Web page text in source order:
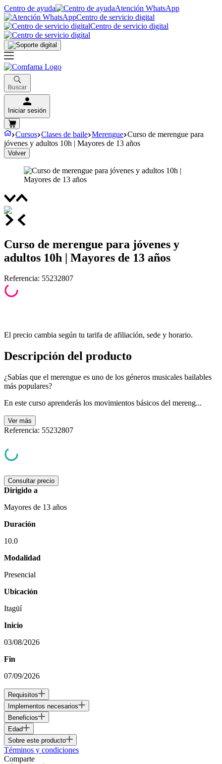
Centro de ayuda
Atención WhatsApp
Centro de servicio digital
Centro de servicio digital
Buscar
Iniciar sesión
Cursos Clases de baile Merengue Curso de merengue para
jóvenes y adultos 10h | Mayores de 13 años
Volver
Curso de merengue para jóvenes y
adultos 10h | Mayores de 13 años
Referencia: 55232807
El precio cambia según tu tarifa de afiliación, sede y horario.
Descripción del producto
¿Sabías que el merengue es uno de los géneros musicales bailables
más populares?
En este curso aprenderás los movimientos básicos del mereng...
Ver más
Referencia: 55232807
Consultar precio
Dirigido a
Mayores de 13 años
Duración
10.0
Modalidad
Presencial
Ubicación
Itagüí
Inicio
03/08/2026
Fin
07/09/2026
Requisitos
Implementos necesarios
Beneficios
Edad
Sobre este producto
Términos y condiciones
Comparte